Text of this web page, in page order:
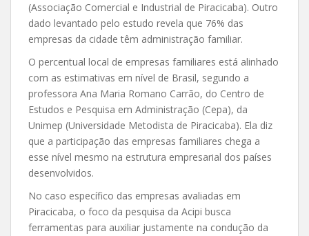
(Associação Comercial e Industrial de Piracicaba). Outro
dado levantado pelo estudo revela que 76% das
empresas da cidade têm administração familiar.
O percentual local de empresas familiares está alinhado
com as estimativas em nível de Brasil, segundo a
professora Ana Maria Romano Carrão, do Centro de
Estudos e Pesquisa em Administração (Cepa), da
Unimep (Universidade Metodista de Piracicaba). Ela diz
que a participação das empresas familiares chega a
esse nível mesmo na estrutura empresarial dos países
desenvolvidos.
No caso específico das empresas avaliadas em
Piracicaba, o foco da pesquisa da Acipi busca
ferramentas para auxiliar justamente na condução da